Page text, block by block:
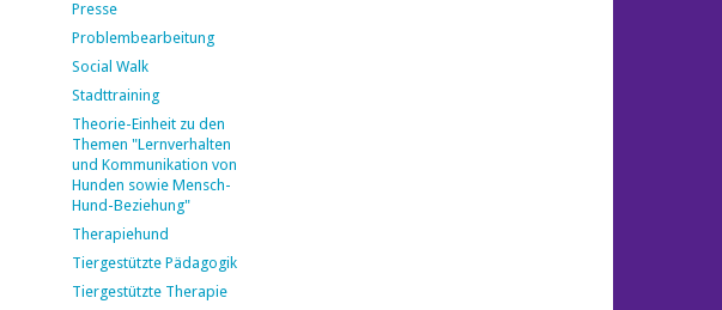
Presse
Problembearbeitung
Social Walk
Stadttraining
Theorie-Einheit zu den
Themen "Lernverhalten
und Kommunikation von
Hunden sowie Mensch-
Hund-Beziehung"
Therapiehund
Tiergestützte Pädagogik
Tiergestützte Therapie